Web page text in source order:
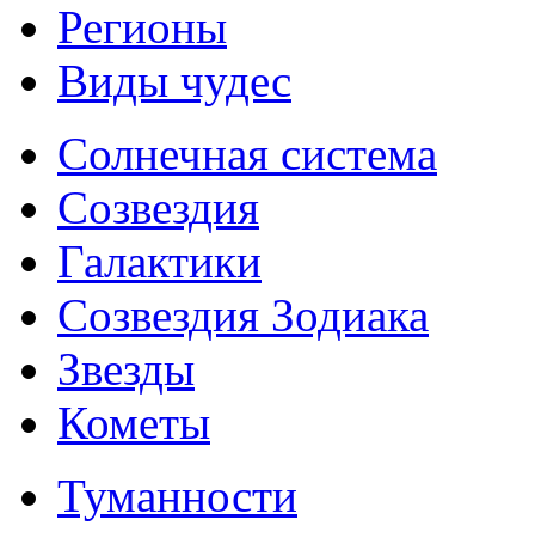
Регионы
Виды чудес
Солнечная система
Созвездия
Галактики
Созвездия Зодиака
Звезды
Кометы
Туманности